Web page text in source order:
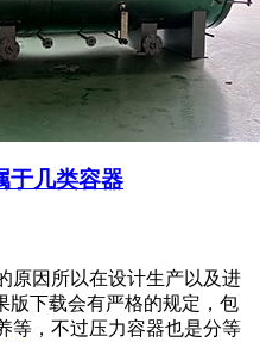
于几类容器
因所以在设计生产以及进
下载会有严格的规定，包
养等，不过压力容器也是分等